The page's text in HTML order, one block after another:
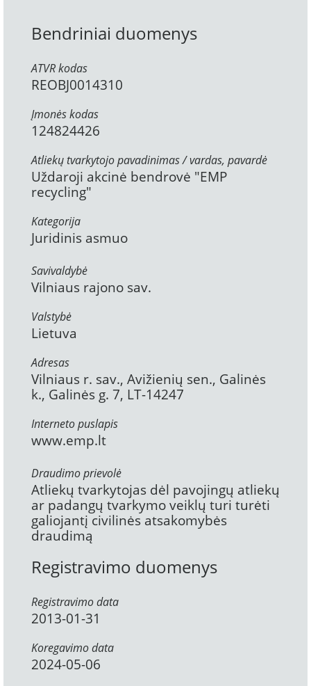
Bendriniai duomenys
ATVR kodas
REOBJ0014310
Įmonės kodas
124824426
Atliekų tvarkytojo pavadinimas / vardas, pavardė
Uždaroji akcinė bendrovė "EMP
recycling"
Kategorija
Juridinis asmuo
Savivaldybė
Vilniaus rajono sav.
Valstybė
Lietuva
Adresas
Vilniaus r. sav., Avižienių sen., Galinės
k., Galinės g. 7, LT-14247
Interneto puslapis
www.emp.lt
Draudimo prievolė
Atliekų tvarkytojas dėl pavojingų atliekų
ar padangų tvarkymo veiklų turi turėti
galiojantį civilinės atsakomybės
draudimą
Registravimo duomenys
Registravimo data
2013-01-31
Koregavimo data
2024-05-06